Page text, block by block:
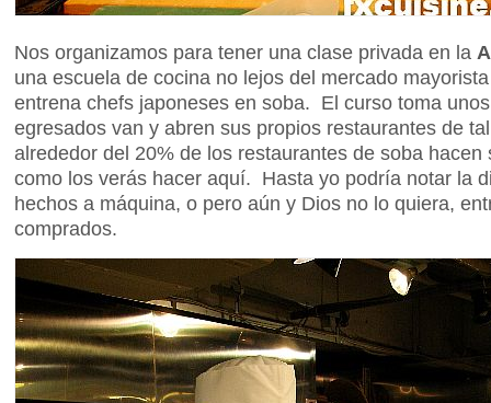
Nos organizamos para tener una clase privada en la
una escuela de cocina no lejos del mercado
entrena chefs japoneses en soba. El curso toma
egresados van y abren sus propios restaurantes de
alrededor del 20% de los restaurantes de soba
como los verás hacer aquí. Hasta yo podría notar la
hechos a máquina, o pero aún y Dios no lo quiera,
comprados.